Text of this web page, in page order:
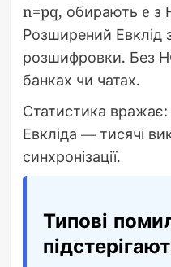
n=pq, обирають e з
Розширений Евклід
розшифровки. Без
банках чи чатах.
Статистика
Евкліда — тисячі
синхронізації.
Типові